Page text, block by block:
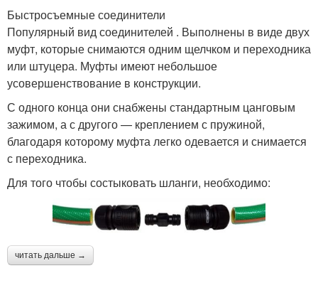
Быстросъемные соединители
Популярный вид соединителей . Выполнены в виде двух
муфт, которые снимаются одним щелчком и переходника
или штуцера. Муфты имеют небольшое
усовершенствование в конструкции.
С одного конца они снабжены стандартным цанговым
зажимом, а с другого — креплением с пружиной,
благодаря которому муфта легко одевается и снимается
с переходника.
Для того чтобы состыковать шланги, необходимо:
читать дальше →